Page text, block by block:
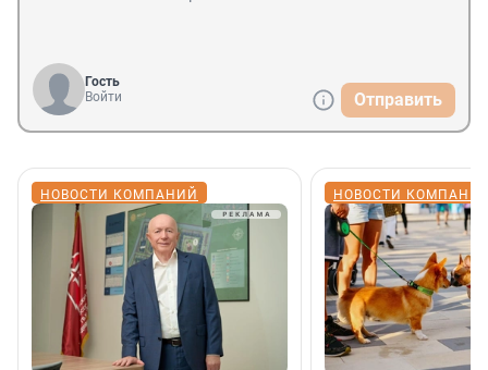
Гость
Войти
Отправить
НОВОСТИ КОМПАНИЙ НОВОСТИ